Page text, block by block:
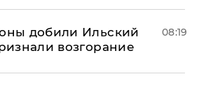
добили Ильский
возгорание
08:19